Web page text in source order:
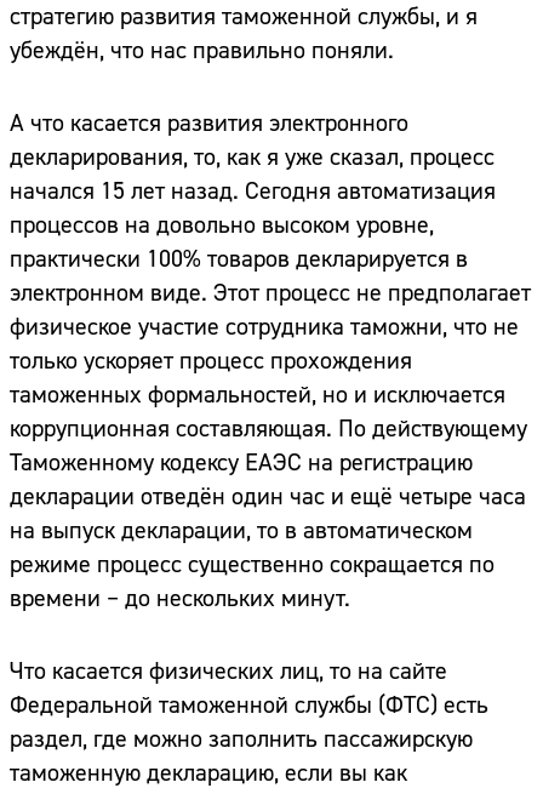
стратегию развития таможенной службы, и я
убеждён, что нас правильно поняли.
А что касается развития электронного
декларирования, то, как я уже сказал, процесс
начался 15 лет назад. Сегодня автоматизация
процессов на довольно высоком уровне,
практически 100% товаров декларируется в
электронном виде. Этот процесс не предполагает
физическое участие сотрудника таможни, что не
только ускоряет процесс прохождения
таможенных формальностей, но и исключается
коррупционная составляющая. По действующему
Таможенному кодексу ЕАЭС на регистрацию
декларации отведён один час и ещё четыре часа
на выпуск декларации, то в автоматическом
режиме процесс существенно сокращается по
времени – до нескольких минут.
Что касается физических лиц, то на сайте
Федеральной таможенной службы (ФТС) есть
раздел, где можно заполнить пассажирскую
таможенную декларацию, если вы как